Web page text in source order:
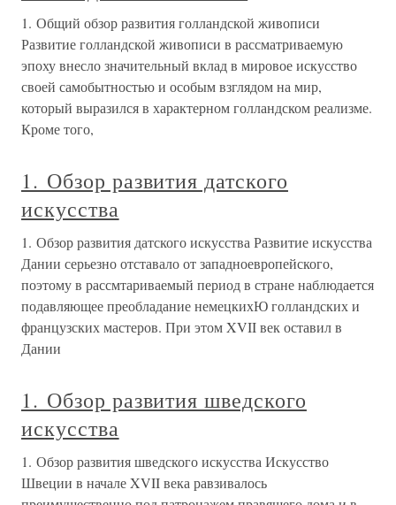
1. Общий обзор развития голландской живописи
Развитие голландской живописи в рассматриваемую
эпоху внесло значительный вклад в мировое искусство
своей самобытностью и особым взглядом на мир,
который выразился в характерном голландском реализме.
Кроме того,
1. Обзор развития датского
искусства
1. Обзор развития датского искусства Развитие искусства
Дании серьезно отставало от западноевропейского,
поэтому в рассмтариваемый период в стране наблюдается
подавляющее преобладание немецкихЮ голландских и
французских мастеров. При этом XVII век оставил в
Дании
1. Обзор развития шведского
искусства
1. Обзор развития шведского искусства Искусство
Швеции в начале XVII века равзивалось